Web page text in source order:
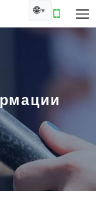
🌐▼